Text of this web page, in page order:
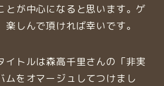
とが中心になると思います。ゲ
しんで頂ければ幸いです。
イトルは森高千里さんの「非実
ムをオマージュしてつけまし